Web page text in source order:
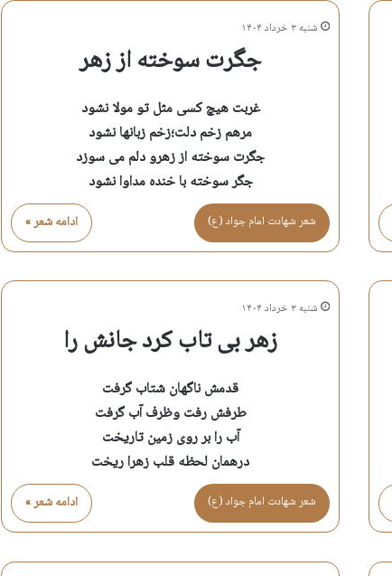
شنبه ۳ خرداد ۱۴۰۴
جگرت سوخته از زهر
غربت هیچ کسی مثل تو مولا نشود
مرهم زخم دلت؛زخم زبانها نشود
جگرت سوخته از زهرو دلم می سوزد
جگر سوخته با خنده مداوا نشود
ادامه شعر » شعر شهادت امام جواد (ع)
شنبه ۳ خرداد ۱۴۰۴
زهر بی تاب کرد جانش را
قدمش ناگهان شتاب گرفت
طرفش رفت وظرف آب گرفت
آب را بر روی زمین تاریخت
درهمان لحظه قلب زهرا ریخت
ادامه شعر » شعر شهادت امام جواد (ع)